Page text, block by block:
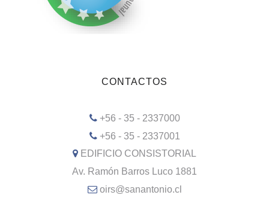
CONTACTOS
+56 - 35 - 2337000
+56 - 35 - 2337001
EDIFICIO CONSISTORIAL
Av. Ramón Barros Luco 1881
oirs@sanantonio.cl